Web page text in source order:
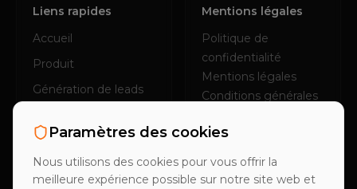
Liens rapides
Accueil
Produit
Génération de leads
Externaliser la vente
Références
Études
Mentions légales
Politique de
confidentialité
Mentions légales
Conditions générales
Trust Center
Presse
Paramètres des cookies
Nous utilisons des cookies pour vous offrir la
meilleure expérience possible sur notre site web et